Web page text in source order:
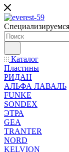
Каталог
Пластины
РИДАН
АЛЬФА ЛАВАЛЬ
FUNKE
SONDEX
ЭТРА
GEA
TRANTER
NORD
KELVION